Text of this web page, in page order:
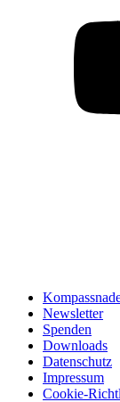
Newsletter
Spenden
Downloads
Datenschutz
Impressum
Cookie-